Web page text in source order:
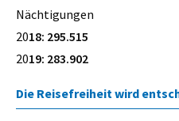
Nächtigungen
2018: 295.515
2019: 283.902
Die Reisefreiheit wird